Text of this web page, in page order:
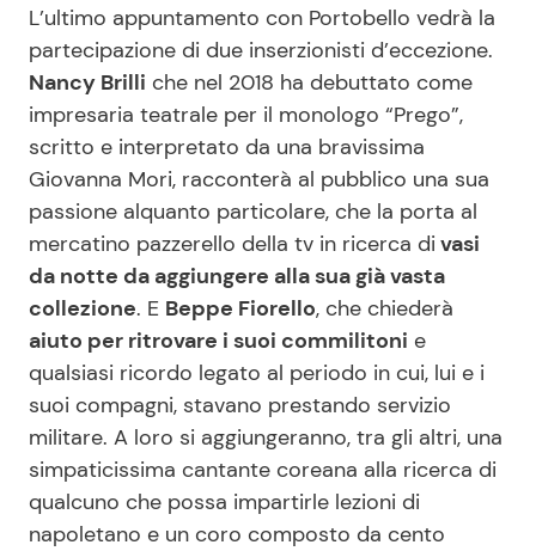
Privacy Policy
L’ultimo appuntamento con Portobello vedrà la
partecipazione di due inserzionisti d’eccezione.
Nancy Brilli che nel 2018 ha debuttato come
impresaria teatrale per il monologo “Prego”,
scritto e interpretato da una bravissima
Giovanna Mori, racconterà al pubblico una sua
passione alquanto particolare, che la porta al
mercatino pazzerello della tv in ricerca di vasi
da notte da aggiungere alla sua già vasta
collezione. E Beppe Fiorello, che chiederà
aiuto per ritrovare i suoi commilitoni e
qualsiasi ricordo legato al periodo in cui, lui e i
suoi compagni, stavano prestando servizio
militare. A loro si aggiungeranno, tra gli altri, una
simpaticissima cantante coreana alla ricerca di
qualcuno che possa impartirle lezioni di
napoletano e un coro composto da cento